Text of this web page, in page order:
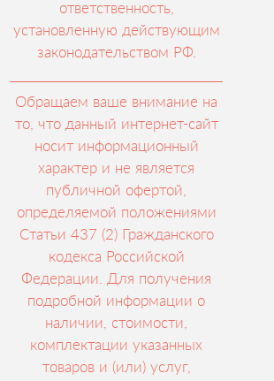
ответственность,
установленную действующим
законодательством РФ.
Обращаем ваше внимание на
то, что данный интернет-сайт
носит информационный
характер и не является
публичной офертой,
определяемой положениями
Статьи 437 (2) Гражданского
кодекса Российской
Федерации. Для получения
подробной информации о
наличии, стоимости,
комплектации указанных
товаров и (или) услуг,